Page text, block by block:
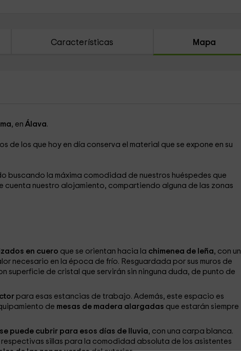
Características Mapa
, en Álava.
de los que hoy en día conserva el material que se expone en su
buscando la máxima comodidad de nuestros huéspedes que
nuestro alojamiento, compartiendo alguna de las zonas
en cuero que se orientan hacia la chimenea de leña, con un
necesario en la época de frío. Resguardada por sus muros de
superficie de cristal que servirán sin ninguna duda, de punto de
para esas estancias de trabajo. Además, este espacio es
de mesas de madera alargadas que estarán siempre
se puede cubrir para esos días de lluvia, con una carpa blanca.
respectivas sillas para la comodidad absoluta de los asistentes